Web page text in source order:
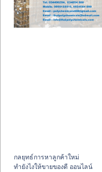
กลยุทธ์การหาลูกค้าใหม่
ทํายังไงให้ขายของดี ออนไลน์